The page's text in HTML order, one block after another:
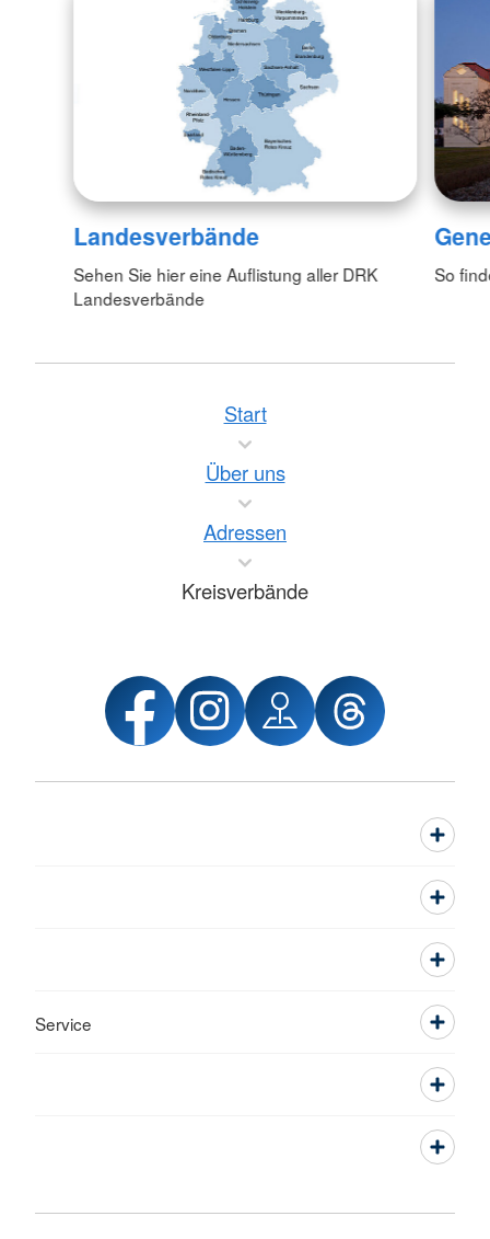
Landesverbände
Sehen Sie hier eine Auflistung aller DRK
Landesverbände
So
Start
Über uns
Adressen
Kreisverbände
Service